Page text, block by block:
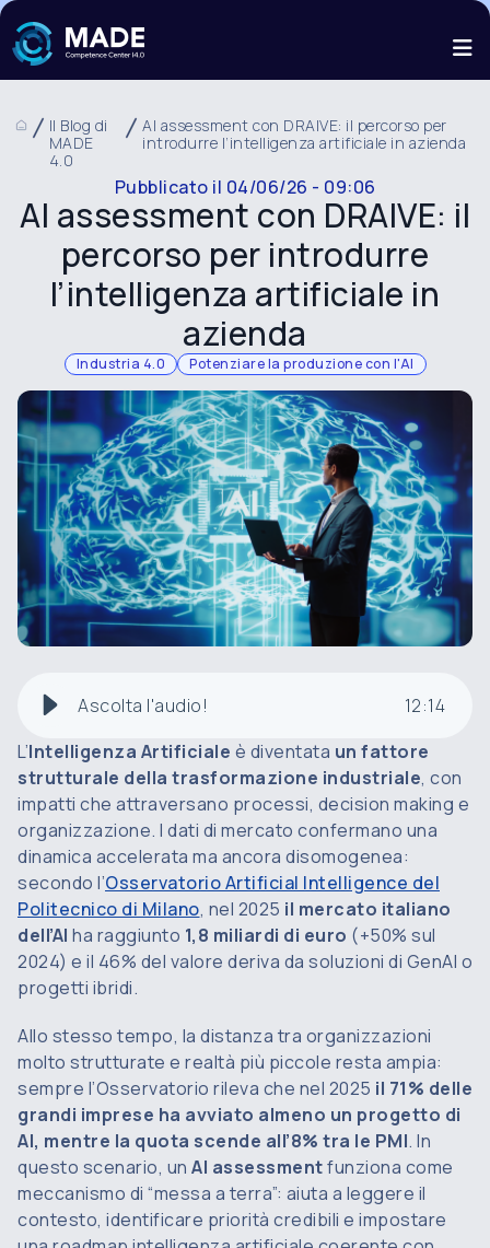
Il Blog di
MADE
4.0
AI assessment con DRAIVE: il percorso per
introdurre l’intelligenza artificiale in azienda
Pubblicato il 04/06/26 - 09:06
AI assessment con DRAIVE: il
percorso per introdurre
l’intelligenza artificiale in
azienda
Industria 4.0 Potenziare la produzione con l'AI
Ascolta l'audio! 12:14
L’Intelligenza Artificiale è diventata un fattore
strutturale della trasformazione industriale, con
impatti che attraversano processi, decision making e
organizzazione. I dati di mercato confermano una
dinamica accelerata ma ancora disomogenea:
secondo l’Osservatorio Artificial Intelligence del
Politecnico di Milano, nel 2025 il mercato italiano
dell’AI ha raggiunto 1,8 miliardi di euro (+50% sul
2024) e il 46% del valore deriva da soluzioni di GenAI o
progetti ibridi.
Allo stesso tempo, la distanza tra organizzazioni
molto strutturate e realtà più piccole resta ampia:
sempre l’Osservatorio rileva che nel 2025 il 71% delle
grandi imprese ha avviato almeno un progetto di
AI, mentre la quota scende all’8% tra le PMI. In
questo scenario, un AI assessmentfunziona come
meccanismo di “messa a terra”: aiuta a leggere il
contesto, identificare priorità credibili e impostare